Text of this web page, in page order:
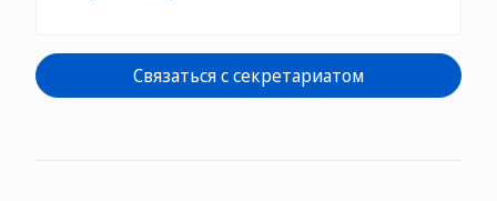
Связаться с секретариатом